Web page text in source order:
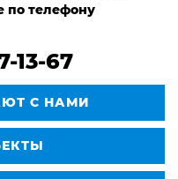
по телефону
13-67
С НАМИ